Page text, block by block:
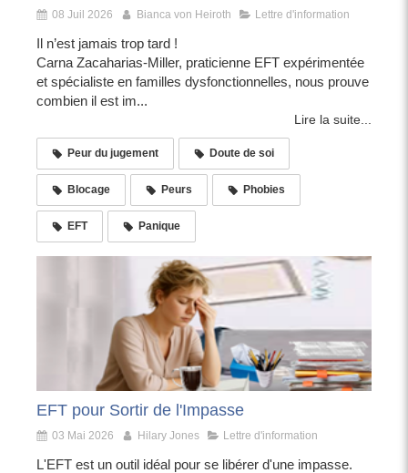
08 Juil 2026 Bianca von Heiroth Lettre d'information
Il n’est jamais trop tard !
Carna Zacaharias-Miller, praticienne EFT expérimentée
et spécialiste en familles dysfonctionnelles, nous prouve
combien il est im...
Lire la suite...
Peur du jugement Doute de soi
Blocage Peurs Phobies
EFT Panique
EFT pour Sortir de l'Impasse
03 Mai 2026 Hilary Jones Lettre d'information
L'EFT est un outil idéal pour se libérer d'une impasse.